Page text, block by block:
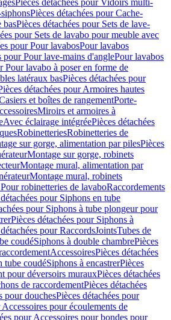
Pièces détachées pour Vidoirs multi-
Pièces détachées pour Cache-
basPièces détachées pour Sets de lave-
pour Sets de lavabo pour meuble avec
pour Pour lavabosPour lavabos
pour Pour lave-mains d'anglePour lavabos
Pour lavabo à poser en forme de
latéraux basPièces détachées pour
détachées pour Armoires hautes
et boîtes de rangementPorte-
Miroirs et armoires à
Avec éclairage intégréePièces détachées
RobinetteriesRobinetteries de
sur gorge, alimentation par pilesPièces
Montage sur gorge, robinets
Montage mural, alimentation par
Montage mural, robinets
robinetteries de lavaboRaccordements
pour Siphons en tube
pour Siphons à tube plongeur pour
Pièces détachées pour Siphons à
pour RaccordsJointsTubes de
coudéSiphons à double chambrePièces
AccessoiresPièces détachées
tube coudéSiphons à encastrerPièces
pour déversoirs murauxPièces détachées
de raccordementPièces détachées
pour douchesPièces détachées pour
pour écoulements de
pour Accessoires pour bondes pour